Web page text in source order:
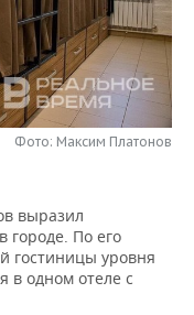
Фото: Максим Платонов
выразил
городе. По его
гостиницы уровня
в одном отеле с